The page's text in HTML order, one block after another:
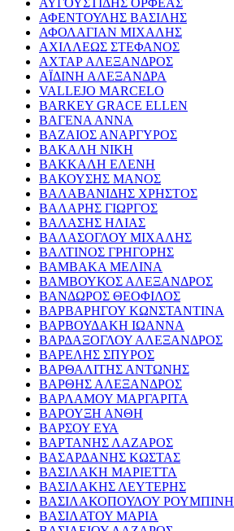
ΑΥΓΟΥΣΤΙΔΗΣ ΟΡΦΕΑΣ
ΑΦΕΝΤΟΥΛΗΣ ΒΑΣΙΛΗΣ
ΑΦΟΛΑΓΙΑΝ ΜΙΧΑΛΗΣ
ΑΧΙΛΛΕΩΣ ΣΤΕΦΑΝΟΣ
ΑΧΤΑΡ ΑΛΕΞΑΝΔΡΟΣ
ΑΪΔΙΝΗ ΑΛΕΞΑΝΔΡΑ
VALLEJO MARCELO
BARKEY GRACE ELLEN
ΒΑΓΕΝΑ ΑΝΝΑ
ΒΑΖΑΙΟΣ ΑΝΑΡΓΥΡΟΣ
ΒΑΚΑΛΗ ΝΙΚΗ
ΒΑΚΚΑΛΗ ΕΛΕΝΗ
ΒΑΚΟΥΣΗΣ ΜΑΝΟΣ
ΒΑΛΑΒΑΝΙΔΗΣ ΧΡΗΣΤΟΣ
ΒΑΛΑΡΗΣ ΓΙΩΡΓΟΣ
ΒΑΛΑΣΗΣ ΗΛΙΑΣ
ΒΑΛΑΣΟΓΛΟΥ ΜΙΧΑΛΗΣ
ΒΑΛΤΙΝΟΣ ΓΡΗΓΟΡΗΣ
ΒΑΜΒΑΚΑ ΜΕΛΙΝΑ
ΒΑΜΒΟΥΚΟΣ ΑΛΕΞΑΝΔΡΟΣ
ΒΑΝΔΩΡΟΣ ΘΕΟΦΙΛΟΣ
ΒΑΡΒΑΡΗΓΟΥ ΚΩΝΣΤΑΝΤΙΝΑ
ΒΑΡΒΟΥΔΑΚΗ ΙΩΑΝΝΑ
ΒΑΡΔΑΞΟΓΛΟΥ ΑΛΕΞΑΝΔΡΟΣ
ΒΑΡΕΛΗΣ ΣΠΥΡΟΣ
ΒΑΡΘΑΛΙΤΗΣ ΑΝΤΩΝΗΣ
ΒΑΡΘΗΣ ΑΛΕΞΑΝΔΡΟΣ
ΒΑΡΛΑΜΟΥ ΜΑΡΓΑΡΙΤΑ
ΒΑΡΟΥΞΗ ΑΝΘΗ
ΒΑΡΣΟΥ ΕΥΑ
ΒΑΡΤΑΝΗΣ ΛΑΖΑΡΟΣ
ΒΑΣΑΡΔΑΝΗΣ ΚΩΣΤΑΣ
ΒΑΣΙΛΑΚΗ ΜΑΡΙΕΤΤΑ
ΒΑΣΙΛΑΚΗΣ ΛΕΥΤΕΡΗΣ
ΒΑΣΙΛΑΚΟΠΟΥΛΟΥ ΡΟΥΜΠΙΝΗ
ΒΑΣΙΛΑΤΟΥ ΜΑΡΙΑ